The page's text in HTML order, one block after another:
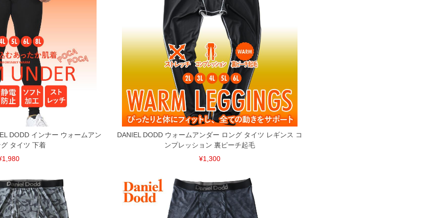
DODD インナー ウォームアン
タイツ 下着
DANIEL DODD ウォームアンダー ロング タイツ レギンス コ
ンプレッション 裏ピーチ起毛
¥1,300